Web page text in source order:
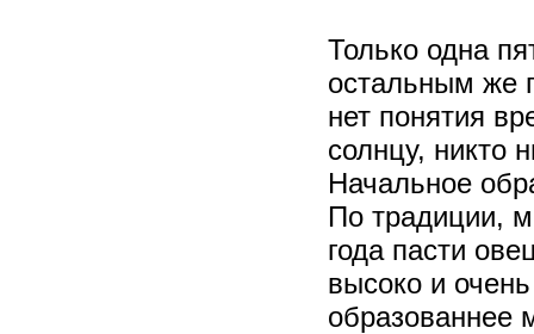
Только одна
остальным же
нет понятия
солнцу, никто
Начальное
По традиции,
года пасти
высоко и
образованнее